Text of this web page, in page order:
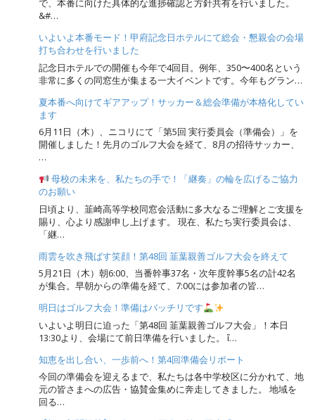
で、本番に向けた具体的な進捗確認と方針共有を行いました。
&#…
いよいよ本番モード！甲府記念日ホテルにて総会・懇親会の会場
打ち合わせを行いました
記念日ホテルでの開催も今年で4回目。例年、350〜400名という
非常に多くの同窓生が集まる一大イベントです。今年もグラン…
夏本番へ向けてギアアップ！サッカー＆総会準備が本格化してい
ます
6月11日（木）、ニコリにて「第5回 実行委員会（準備会）」を
開催しました！先月のゴルフ大会を経て、8月の招待サッカー、
…
母校の未来を、私たちの手で！「継奏」の輪を広げるご協力
のお願い
日頃より、韮崎高等学校同窓会活動に多大なるご理解とご支援を
賜り、心より感謝申し上げます。 現在、私たち実行委員会は、
「継…
雨雲を吹き飛ばす笑顔！第48回 韮葉親善ゴルフ大会を終えて
5月21日（木）朝6:00、当番幹事37名・次年度幹事5名の計42名
が集合。早朝からの準備を経て、7:00には参加者の皆…
明日はゴルフ大会！準備はバッチリです
いよいよ明日に迫った「第48回 韮葉親善ゴルフ大会」！本日
13:30より、会場にて前日準備を行いました。 ἴ…
知恵を出し合い、一歩前へ！第4回準備会リポート
今回の準備会を迎えるまで、私たちは各中学校区に分かれて、地
元の皆さまへの広告・協賛金集めに奔走してきました。 地域を
回る…